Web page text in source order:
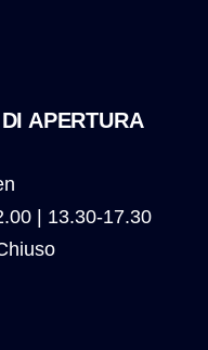
APERTURA
| 13.30-17.30